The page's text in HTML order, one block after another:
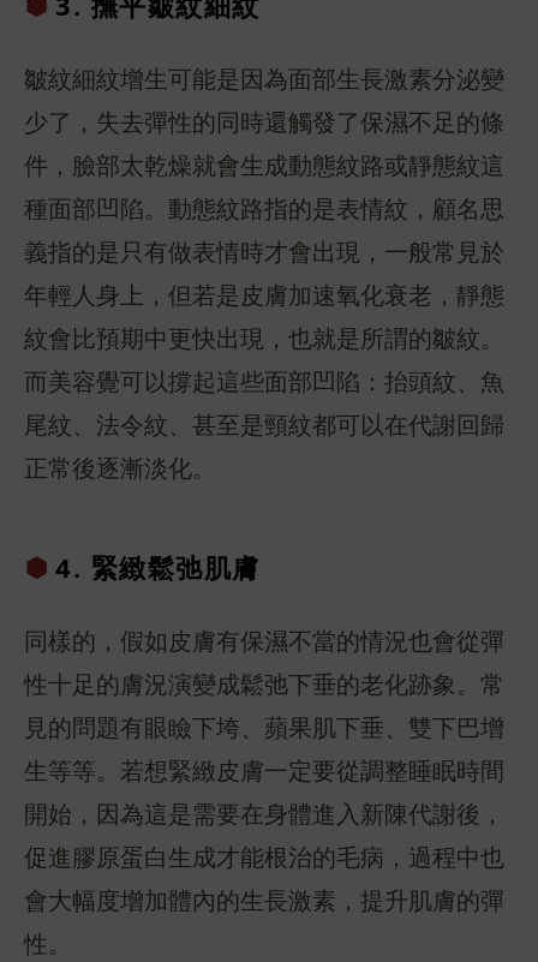
皺紋細紋增生可能是因為面部生長激素分泌變
少了，失去彈性的同時還觸發了保濕不足的條
件，臉部太乾燥就會生成動態紋路或靜態紋這
種面部凹陷。動態紋路指的是表情紋，顧名思
義指的是只有做表情時才會出現，一般常見於
年輕人身上，但若是皮膚加速氧化衰老，靜態
紋會比預期中更快出現，也就是所謂的皺紋。
而美容覺可以撐起這些面部凹陷：抬頭紋、魚
尾紋、法令紋、甚至是頸紋都可以在代謝回歸
正常後逐漸淡化。
4. 緊緻鬆弛肌膚
同樣的，假如皮膚有保濕不當的情況也會從彈
性十足的膚況演變成鬆弛下垂的老化跡象。常
見的問題有眼瞼下垮、蘋果肌下垂、雙下巴增
生等等。若想緊緻皮膚一定要從調整睡眠時間
開始，因為這是需要在身體進入新陳代謝後，
促進膠原蛋白生成才能根治的毛病，過程中也
會大幅度增加體內的生長激素，提升肌膚的彈
性。